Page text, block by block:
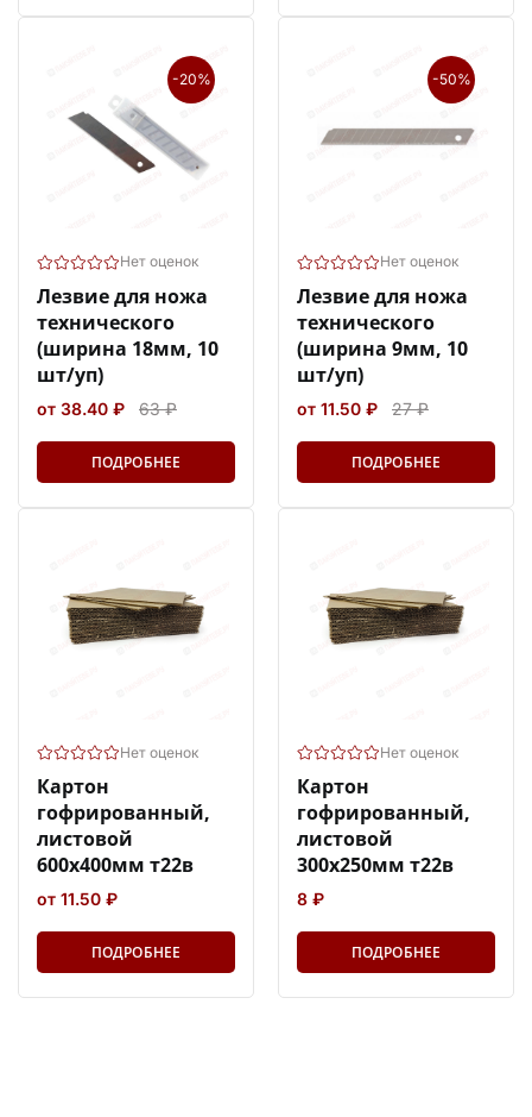
-20%
Нет оценок
Лезвие для ножа
технического
(ширина 18мм, 10
шт/уп)
от 38.40 ₽ 63 ₽
ПОДРОБНЕЕ
-50%
Нет оценок
Лезвие для ножа
технического
(ширина 9мм, 10
шт/уп)
от 11.50 ₽ 27 ₽
ПОДРОБНЕЕ
Нет оценок
Картон
гофрированный,
листовой
600х400мм т22в
от 11.50 ₽
ПОДРОБНЕЕ
Нет оценок
Картон
гофрированный,
листовой
300х250мм т22в
8 ₽
ПОДРОБНЕЕ